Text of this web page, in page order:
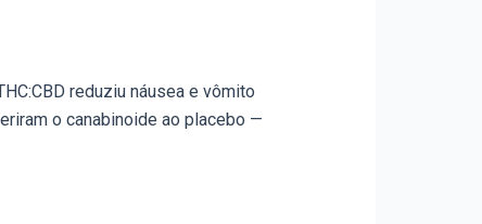
reduziu náusea e vômito
o canabinoide ao placebo —